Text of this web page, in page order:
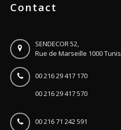
Contact
SENDECOR 52,
Rue de Marseille 1000 Tunis
00 216 29 417 170
00 216 29 417 570
00 216 71 242 591